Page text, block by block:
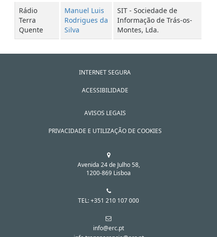
Rádio
Terra
Quente
Manuel Luis
Rodrigues da
Silva
SIT - Sociedade de
Informação de Trás-os-
Montes, Lda.
INTERNET SEGURA
ACESSIBILIDADE
AVISOS LEGAIS
PRIVACIDADE E UTILIZAÇÃO DE COOKIES
Avenida 24 de Julho 58,
1200-869 Lisboa
TEL: +351 210 107 000
info@erc.pt